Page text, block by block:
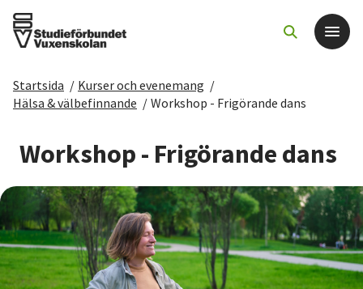
Det här gör vi
För dig som
Sök kurser och evenemang
Om SV
Startsida / Kurser och evenemang /
Hälsa & välbefinnande / Workshop - Frigörande dans
Workshop - Frigörande dans